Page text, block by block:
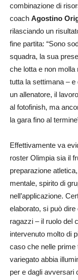
combinazione di
coach Agostino
rilasciando un
fine partita: “Sono
squadra, la sua
che lotta e non
tutta la settimana –
un allenatore, il
al fotofinish, ma
la gara fino al
Effettivamente va
roster Olimpia sia il
preparazione
mentale, spirito di
nell’applicazione.
elaborato, si può
ragazzi – il ruolo del
intervenuto molto di
caso che nelle prime
variegato abbia
per e dagli avversari